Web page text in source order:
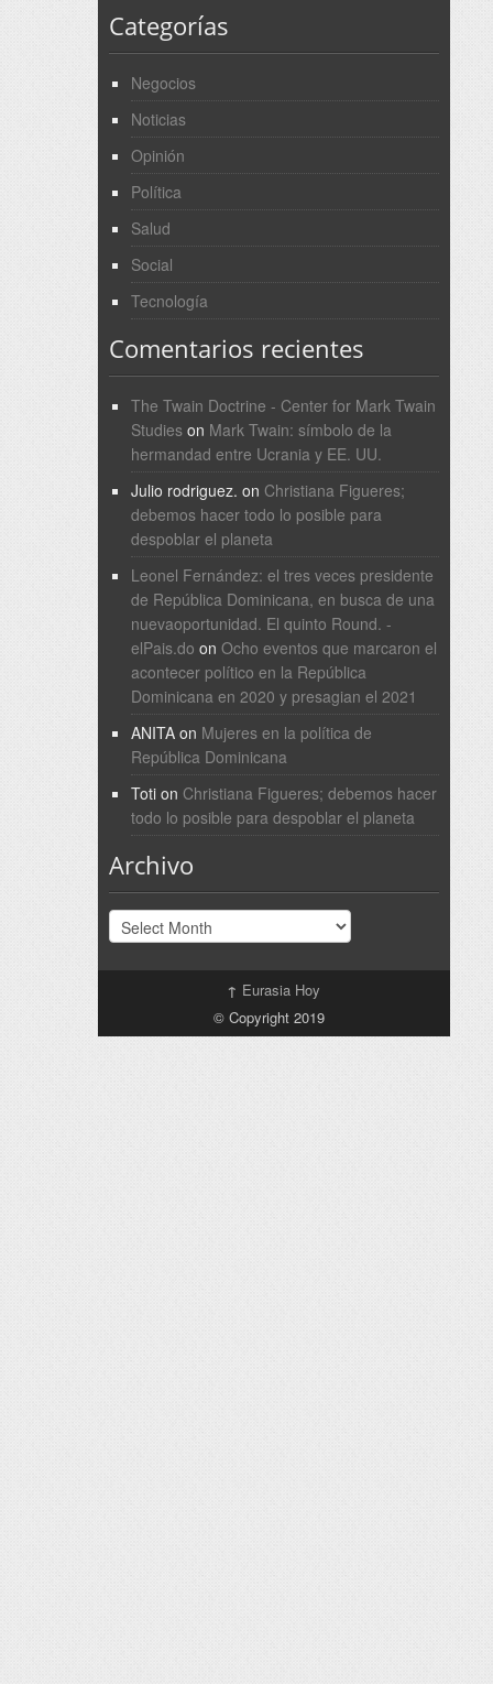
Categorías
Negocios
Noticias
Opinión
Política
Salud
Social
Tecnología
Comentarios recientes
The Twain Doctrine - Center for Mark Twain
Studieson Mark Twain: símbolo de la
hermandad entre Ucrania y EE. UU.
Julio rodriguez. on Christiana Figueres;
debemos hacer todo lo posible para
despoblar el planeta
Leonel Fernández: el tres veces presidente
de República Dominicana, en busca de una
nuevaoportunidad. El quinto Round. -
elPais.do on Ocho eventos que marcaron el
acontecer político en la República
Dominicana en 2020 y presagian el 2021
ANITAon Mujeres en la política de
República Dominicana
Totion Christiana Figueres; debemos hacer
todo lo posible para despoblar el planeta
Archivo
Archivo
↑ Eurasia Hoy
© Copyright 2019